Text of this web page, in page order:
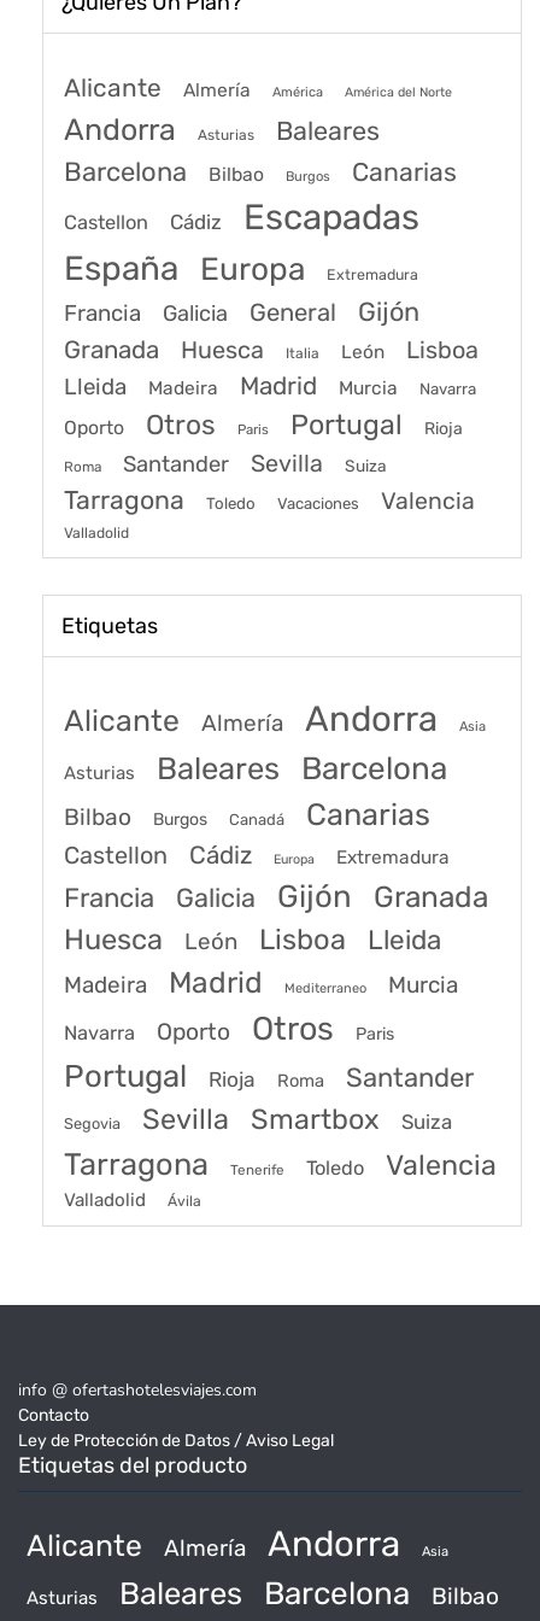
Alicante Almería América América del Norte
Andorra Asturias Baleares
Barcelona Bilbao Burgos Canarias
Castellon Cádiz Escapadas
España Europa Extremadura
Francia Galicia General Gijón
Granada Huesca Italia León Lisboa
Lleida Madeira Madrid Murcia Navarra
Oporto Otros Paris Portugal Rioja
Roma Santander Sevilla Suiza
Tarragona Toledo Vacaciones Valencia
Valladolid
Etiquetas
Alicante Almería Andorra Asia
Asturias Baleares Barcelona
Bilbao Burgos Canadá Canarias
Castellon Cádiz Europa Extremadura
Francia Galicia Gijón Granada
Huesca León Lisboa Lleida
Madeira Madrid Mediterraneo Murcia
Navarra Oporto Otros Paris
Portugal Rioja Roma Santander
Segovia Sevilla Smartbox Suiza
Tarragona Tenerife Toledo Valencia
Valladolid Ávila
info @ ofertashotelesviajes.com
Contacto
Ley de Protección de Datos / Aviso Legal
Etiquetas del producto
Alicante Almería Andorra Asia
Asturias Baleares Barcelona Bilbao